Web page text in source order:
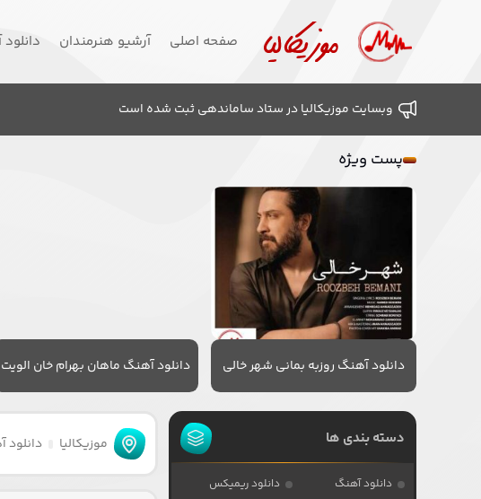
صفحه اصلی آرشیو هنرمندان
وبسایت موزیکالیا در ستاد ساماندهی ثبت شده است
پست ویژه
دانلود آهنگ روزبه بمانی شهر خالی دانلود آهنگ ماهان بهرام خان الویت
موزیکالیا دانلود دسته بندی ها
دانلود آهنگ
دانلود ریمیکس